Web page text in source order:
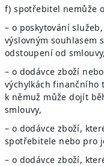
f) spotřebitel nemůže
– o poskytování
výslovným
odstoupení od smlouvy,
– o dodávce zboží
výchylkách finančního
k němuž může dojít
smlouvy,
– o dodávce zboží,
spotřebitele nebo pro
– o dodávce zboží,